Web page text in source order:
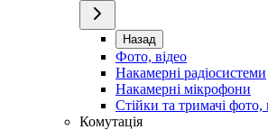
Назад
Фото, відео
Накамерні радіосистеми
Накамерні мікрофони
Стійки та тримачі фото,
Комутація